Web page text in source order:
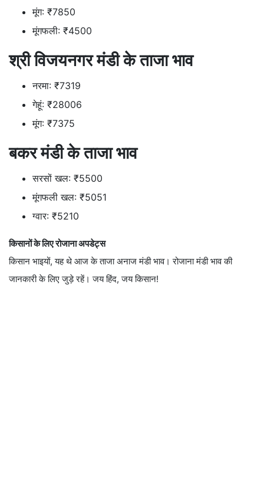
मूंग: ₹7850
मूंगफली: ₹4500
श्री विजयनगर मंडी के ताजा भाव
नरमा: ₹7319
गेहूं: ₹28006
मूंग: ₹7375
बकर मंडी के ताजा भाव
सरसों खल: ₹5500
मूंगफली खल: ₹5051
ग्वार: ₹5210
किसानों के लिए रोजाना अपडेट्स
किसान भाइयों, यह थे आज के ताजा अनाज मंडी भाव। रोजाना मंडी भाव की
जानकारी के लिए जुड़े रहें। जय हिंद, जय किसान!